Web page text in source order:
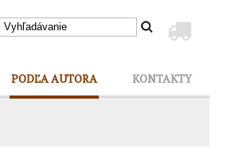
PODĽA AUTORA KONTAKTY